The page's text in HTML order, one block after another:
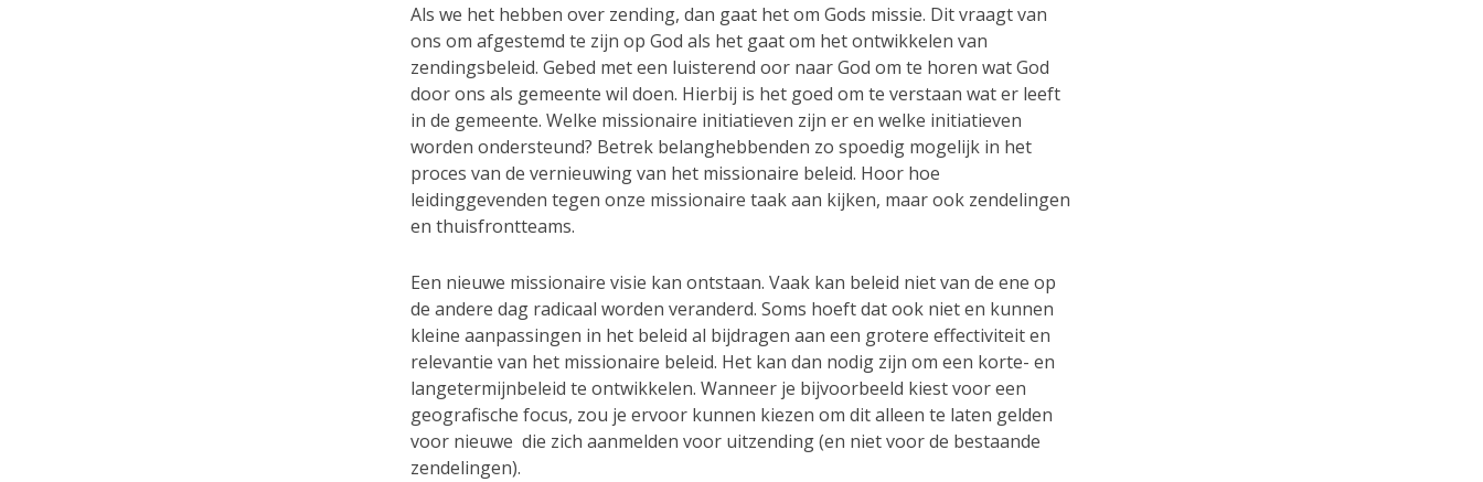
Als we het hebben over zending, dan gaat het om Gods missie. Dit vraagt van
ons om afgestemd te zijn op God als het gaat om het ontwikkelen van
zendingsbeleid. Gebed met een luisterend oor naar God om te horen wat God
door ons als gemeente wil doen. Hierbij is het goed om te verstaan wat er leeft
in de gemeente. Welke missionaire initiatieven zijn er en welke initiatieven
worden ondersteund? Betrek belanghebbenden zo spoedig mogelijk in het
proces van de vernieuwing van het missionaire beleid. Hoor hoe
leidinggevenden tegen onze missionaire taak aan kijken, maar ook zendelingen
en thuisfrontteams.
Een nieuwe missionaire visie kan ontstaan. Vaak kan beleid niet van de ene op
de andere dag radicaal worden veranderd. Soms hoeft dat ook niet en kunnen
kleine aanpassingen in het beleid al bijdragen aan een grotere effectiviteit en
relevantie van het missionaire beleid. Het kan dan nodig zijn om een korte- en
langetermijnbeleid te ontwikkelen. Wanneer je bijvoorbeeld kiest voor een
geografische focus, zou je ervoor kunnen kiezen om dit alleen te laten gelden
voor nieuwe die zich aanmelden voor uitzending (en niet voor de bestaande
zendelingen).